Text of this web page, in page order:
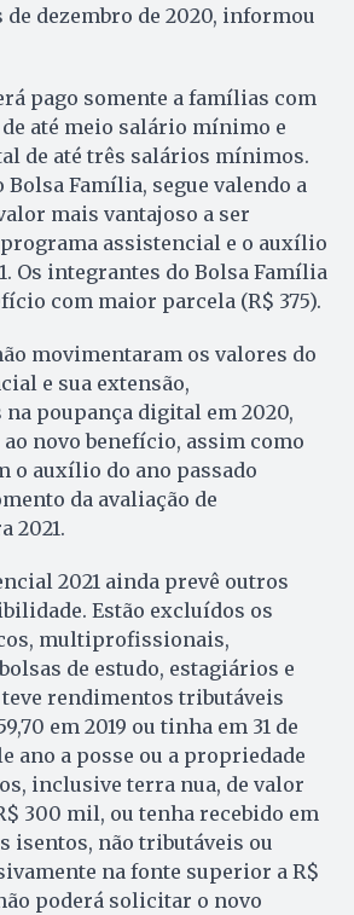
de dezembro de 2020, informou
pago somente a famílias com
até meio salário mínimo e
de até três salários mínimos.
Bolsa Família, segue valendo a
mais vantajoso a ser
assistencial e o auxílio
Os integrantes do Bolsa Família
com maior parcela (R$ 375).
movimentaram os valores do
e sua extensão,
poupança digital em 2020,
novo benefício, assim como
o auxílio do ano passado
da avaliação de
2021.
2021 ainda prevê outros
Estão excluídos os
multiprofissionais,
de estudo, estagiários e
rendimentos tributáveis
em 2019 ou tinha em 31 de
ano a posse ou a propriedade
inclusive terra nua, de valor
300 mil, ou tenha recebido em
isentos, não tributáveis ou
na fonte superior a R$
poderá solicitar o novo